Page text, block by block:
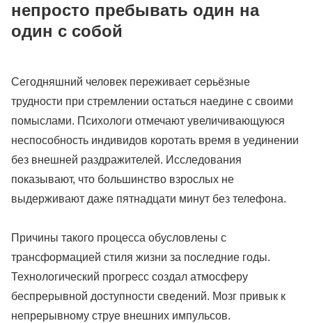
непросто пребывать один на
один с собой
Сегодняшний человек переживает серьёзные
трудности при стремлении остаться наедине с своими
помыслами. Психологи отмечают увеличивающуюся
неспособность индивидов коротать время в уединении
без внешней раздражителей. Исследования
показывают, что большинство взрослых не
выдерживают даже пятнадцати минут без телефона.
Причины такого процесса обусловлены с
трансформацией стиля жизни за последние годы.
Технологический прогресс создал атмосферу
беспрерывной доступности сведений. Мозг привык к
непрерывному струе внешних импульсов.